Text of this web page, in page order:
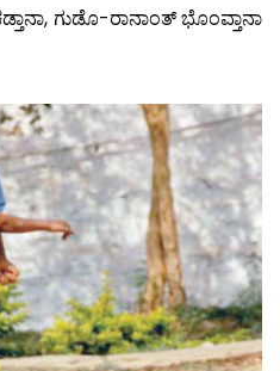
ಗುಡೊ-ರಾನಾಂತ್ ಭೊಂವ್ತಾನಾ